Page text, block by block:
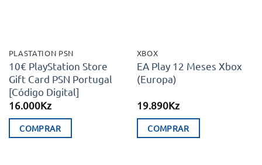
PLASTATION PSN
10€ PlayStation Store
Gift Card PSN Portugal
[Código Digital]
16.000Kz
COMPRAR
XBOX
EA Play 12 Meses Xbox
(Europa)
19.890Kz
COMPRAR